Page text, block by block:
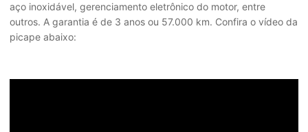
aço inoxidável, gerenciamento eletrônico do motor, entre
outros. A garantia é de 3 anos ou 57.000 km. Confira o vídeo da
picape abaixo: